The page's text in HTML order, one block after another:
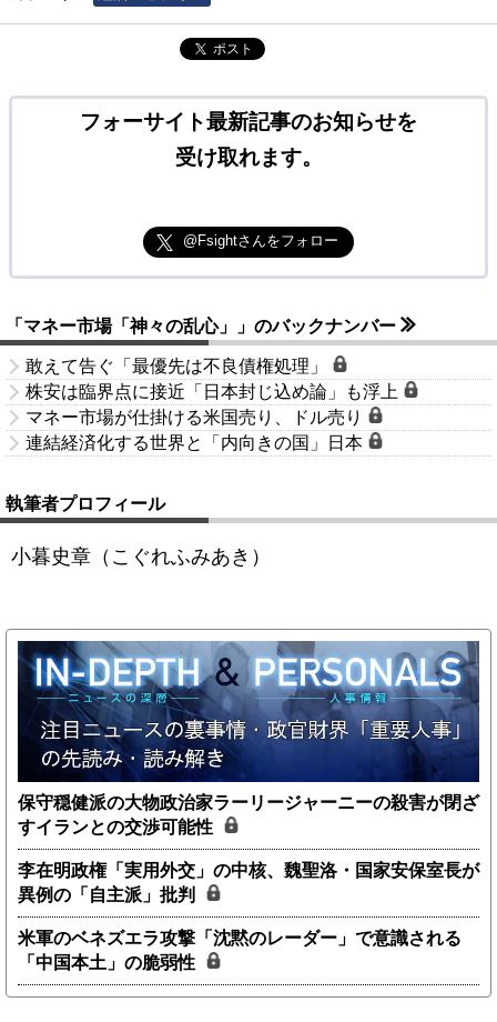
ポスト
フォーサイト最新記事のお知らせを
受け取れます。
@Fsightさんをフォロー
「マネー市場「神々の乱心」」のバックナンバー
敢えて告ぐ「最優先は不良債権処理」
株安は臨界点に接近「日本封じ込め論」も浮上
マネー市場が仕掛ける米国売り、ドル売り
連結経済化する世界と「内向きの国」日本
執筆者プロフィール
小暮史章（こぐれふみあき）
保守穏健派の大物政治家ラーリージャーニーの殺害が閉ざ
すイランとの交渉可能性
李在明政権「実用外交」の中核、魏聖洛・国家安保室長が
異例の「自主派」批判
米軍のベネズエラ攻撃「沈黙のレーダー」で意識される
「中国本土」の脆弱性